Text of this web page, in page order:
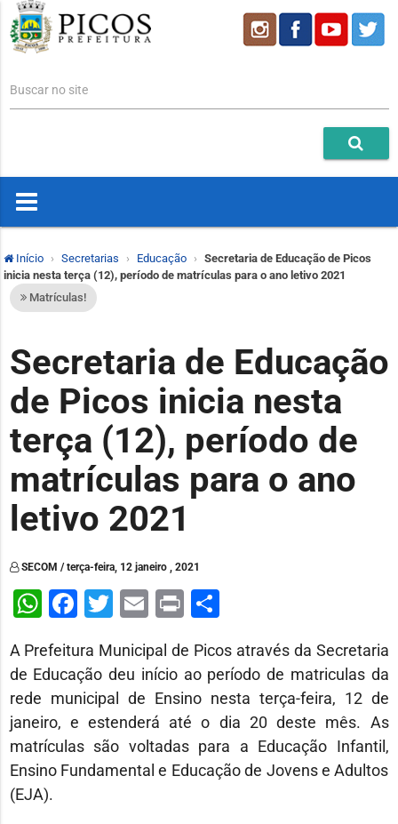
Buscar no site
Início Secretarias Educação
Secretaria de Educação de Picos
inicia nesta terça (12), período de matrículas para o ano letivo 2021
Matrículas!
Secretaria de Educação
de Picos inicia nesta
terça (12), período de
matrículas para o ano
letivo 2021
SECOM / terça-feira, 12 janeiro , 2021
WhatsApp
Facebook
Twitter
Email
PrintShare
A Prefeitura Municipal de Picos através da Secretaria
de Educação deu início ao período de matriculas da
rede municipal de Ensino nesta terça-feira, 12 de
janeiro, e estenderá até o dia 20 deste mês. As
matrículas são voltadas para a Educação Infantil,
Ensino Fundamental e Educação de Jovens e Adultos
(EJA).